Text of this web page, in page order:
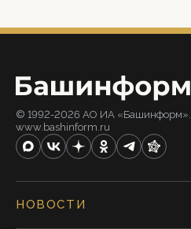
© 1992-2026 АО ИА «Башинформ».
www.bashinform.ru
НОВОСТИ